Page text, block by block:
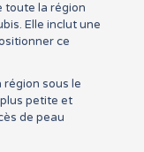
toute la région
Elle inclut une
ce
région sous le
petite et
de peau